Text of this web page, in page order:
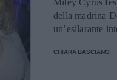
Miley Cyrus
della madrina
un’esilarante
CHIARA BASCIANO